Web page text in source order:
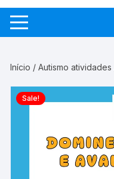
Início /Autismo atividades
Sale!